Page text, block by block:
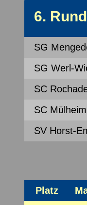
6.
SG
SG Werl-
SC
SC Mülheim
SV Horst-
Platz